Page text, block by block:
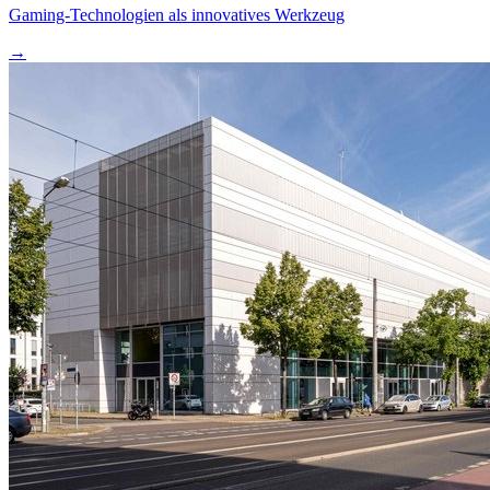
Gaming-Technologien als innovatives Werkzeug
→